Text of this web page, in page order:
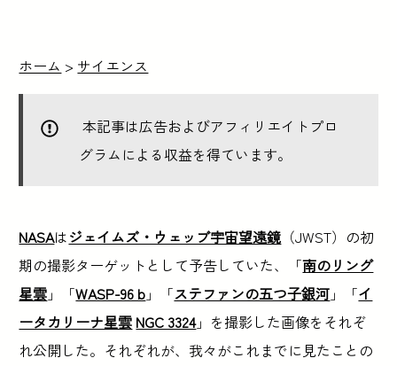
ホーム > サイエンス
本記事は広告およびアフィリエイトプロ
グラムによる収益を得ています。
NASAはジェイムズ・ウェッブ宇宙望遠鏡 （JWST）の初
期の撮影ターゲットとして予告していた、「南のリング
星雲 」「WASP-96 b 」「ステファンの五つ子銀河 」「イ
ータカリーナ星雲 NGC 3324」を撮影した画像をそれぞ
れ公開した。それぞれが、我々がこれまでに見たことの